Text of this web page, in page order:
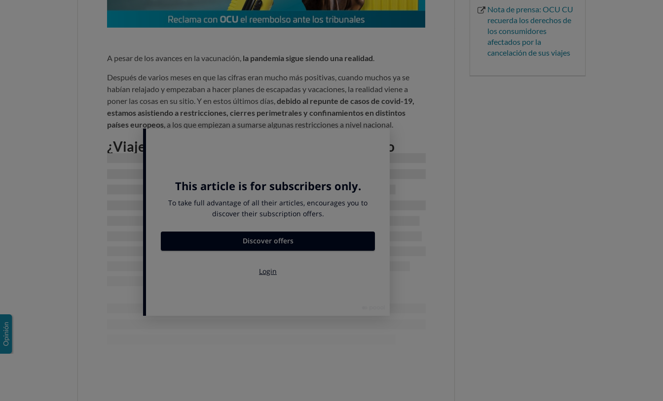
A pesar de los avances en la vacunación, la pandemia sigue siendo una realidad
Después de varios meses en que las cifras eran mucho más positivas, cuando muchos ya se
habían relajado y empezaban a hacer planes de escapadas y vacaciones, la realidad viene a
poner las cosas en su sitio. Y en estos últimos días, debido al repunte de casos de covid-19,
estamos asistiendo a restricciones, cierres perimetrales y confinamientos en distintos
países europeos, a los que empiezan a sumarse algunas restricciones a nivel nacional.
¿Viaje cancelado? Tienes derecho al reembolso
tienes derecho a recibir el precio del billete
(salvo gastos incurridos
debidamente desglosados que te hayan facilitado). Te pueden ofrecer un bono, pero
aceptarlo es voluntario, no pueden obligarte si no lo quieres.
En caso de cancelación de un vuelo por la compañía, según el
los consumidores tienen derecho a la devolución íntegra del billete. De nuevo la
proponerte un bono por la misma cuantía, pero
Nota de prensa: OCU CU
recuerda los derechos de
los consumidores
afectados por la
cancelación de sus viajes